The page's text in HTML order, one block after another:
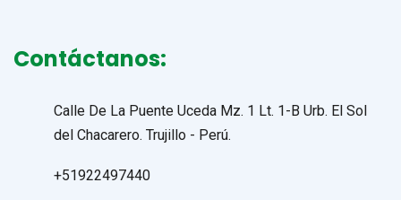
Contáctanos:
Calle De La Puente Uceda Mz. 1 Lt. 1-B Urb. El Sol
del Chacarero. Trujillo - Perú.
+51922497440